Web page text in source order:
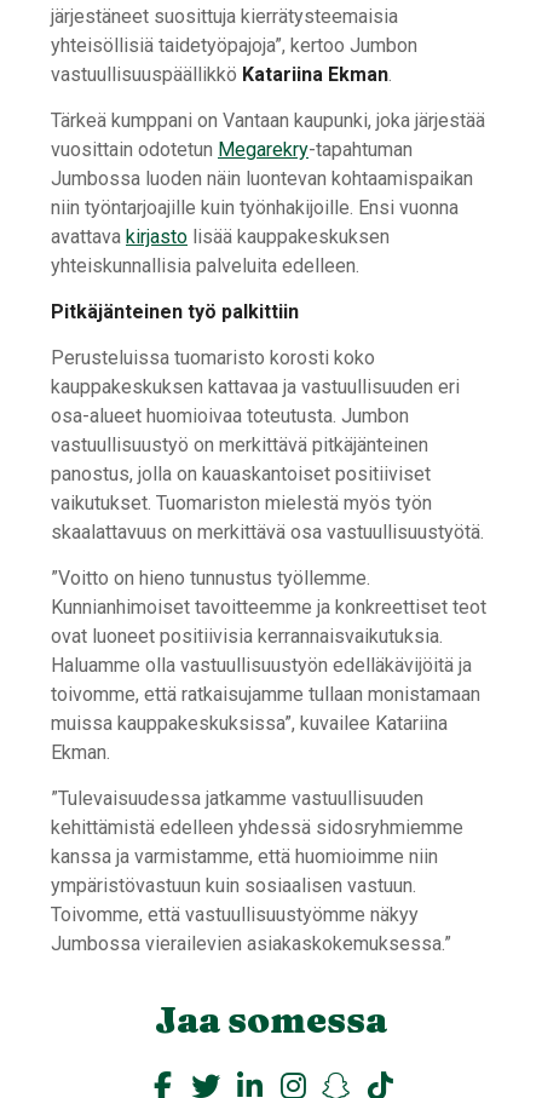
järjestäneet suosittuja kierrätysteemaisia
yhteisöllisiä taidetyöpajoja”, kertoo Jumbon
vastuullisuuspäällikkö Katariina Ekman
Tärkeä kumppani on Vantaan kaupunki, joka järjestää
vuosittain odotetun Megarekry-tapahtuman
Jumbossa luoden näin luontevan kohtaamispaikan
niin työntarjoajille kuin työnhakijoille. Ensi vuonna
avattava kirjasto lisää kauppakeskuksen
yhteiskunnallisia palveluita edelleen.
Pitkäjänteinen työ palkittiin
Perusteluissa tuomaristo korosti koko
kauppakeskuksen kattavaa ja vastuullisuuden eri
osa-alueet huomioivaa toteutusta. Jumbon
vastuullisuustyö on merkittävä pitkäjänteinen
panostus, jolla on kauaskantoiset positiiviset
vaikutukset. Tuomariston mielestä myös työn
skaalattavuus on merkittävä osa vastuullisuustyötä.
”Voitto on hieno tunnustus työllemme.
Kunnianhimoiset tavoitteemme ja konkreettiset teot
ovat luoneet positiivisia kerrannaisvaikutuksia.
Haluamme olla vastuullisuustyön edelläkävijöitä ja
toivomme, että ratkaisujamme tullaan monistamaan
muissa kauppakeskuksissa”, kuvailee Katariina
Ekman.
”Tulevaisuudessa jatkamme vastuullisuuden
kehittämistä edelleen yhdessä sidosryhmiemme
kanssa ja varmistamme, että huomioimme niin
ympäristövastuun kuin sosiaalisen vastuun.
Toivomme, että vastuullisuustyömme näkyy
Jumbossa vierailevien asiakaskokemuksessa.”
Jaa somessa